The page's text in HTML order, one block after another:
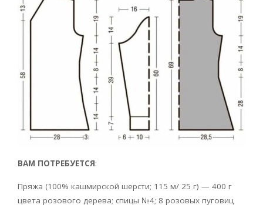
ВАМ ПОТРЕБУЕТСЯ:
Пряжа (100% кашмирской шерсти; 115 м/ 25 г) — 400 г
цвета розового дерева; спицы №4; 8 розовых пуговиц